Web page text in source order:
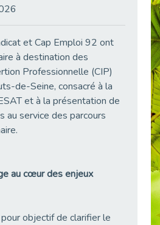
Handicap et emploi : une matinée pour briser les tabous
L’alternance : un levier stratégique pour recruter et inclure durablement
Fibromyalgie : Quand la douleur invisible s’invite au bureau
38 vidéos pour comprendre et agir durablement
et Cap Emploi 92 ont
à destination des
Professionnelle (CIP)
de-Seine, consacré à la
et à la présentation de
au service des parcours
au cœur des enjeux
objectif de clarifier le